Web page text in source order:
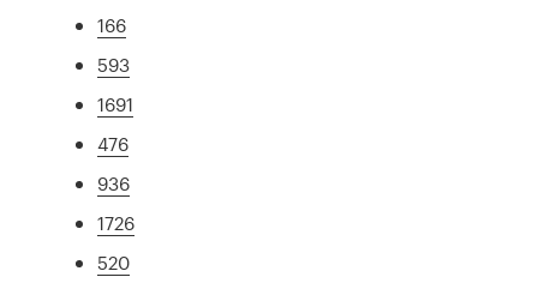
166
593
1691
476
936
1726
520